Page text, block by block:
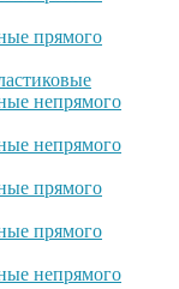
прямого
непрямого
непрямого
прямого
прямого
непрямого